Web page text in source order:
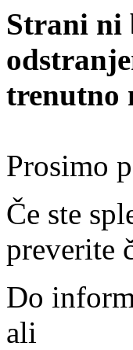
Strani ni
trenutno
Prosimo
Če ste
preverite
Do
ali